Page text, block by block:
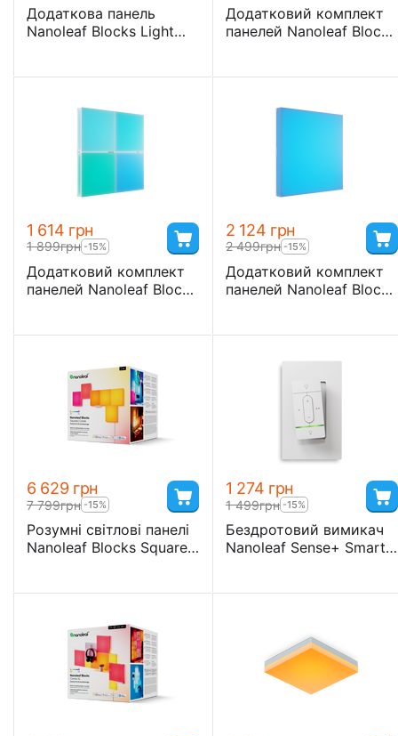
Додаткова панель
Nanoleaf Blocks Light
Додатковий комплект
панелей Nanoleaf Blocks
1 614 грн
1 899грн -15%
Додатковий комплект
панелей Nanoleaf Blocks
2 124 грн
2 499грн -15%
Додатковий комплект
панелей Nanoleaf Blocks
6 629 грн
7 799грн -15%
Розумні світлові панелі
Nanoleaf Blocks Squares
1 274 грн
1 499грн -15%
Бездротовий вимикач
Nanoleaf Sense+ Smart